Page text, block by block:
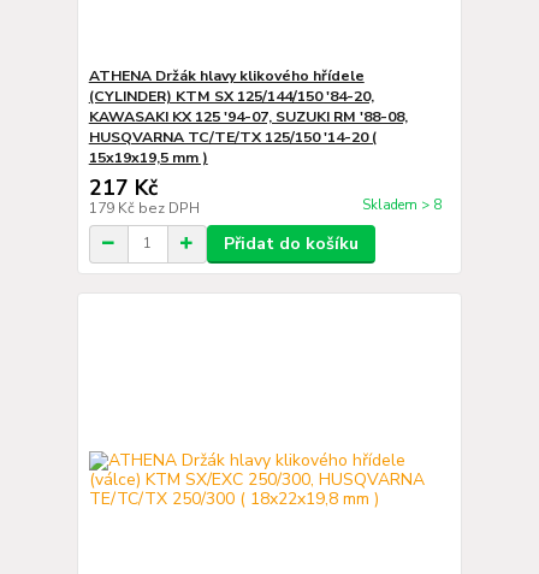
ATHENA Držák hlavy klikového hřídele
(CYLINDER) KTM SX 125/144/150 '84-20,
KAWASAKI KX 125 '94-07, SUZUKI RM '88-08,
HUSQVARNA TC/TE/TX 125/150 '14-20 (
15x19x19,5 mm )
217 Kč
179 Kč bez DPH Skladem > 8
Přidat do košíku